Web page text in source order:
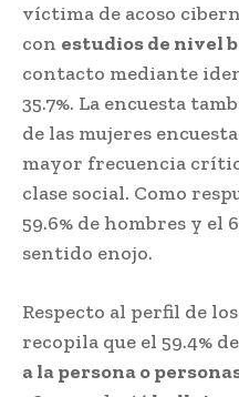
víctima de acoso
con estudios de nivel
contacto mediante
35.7%. La encuesta
de las mujeres
mayor frecuencia
clase social. Como
59.6% de hombres y el
sentido enojo.
Respecto al perfil de
recopila que el 59.4%
a la persona o